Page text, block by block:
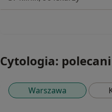
Cytologia:
Warszawa